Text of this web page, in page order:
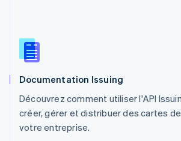
Documentation Issuing
Découvrez comment utiliser l'API
créer, gérer et distribuer des cartes
votre entreprise.
République tchèque
English
English
Singapour
English简体中文